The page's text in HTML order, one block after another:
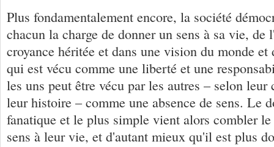
Plus fondamentalement encore, la société
chacun la charge de donner un sens à sa vie, de
croyance héritée et dans une vision du monde
qui est vécu comme une liberté et une
les uns peut être vécu par les autres – selon
leur histoire – comme une absence de sens. Le
fanatique et le plus simple vient alors combler
sens à leur vie, et d'autant mieux qu'il est plus